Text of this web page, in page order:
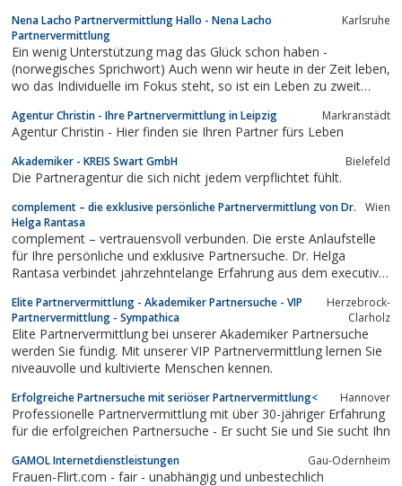
Nena Lacho Partnervermittlung Hallo - Nena Lacho
Partnervermittlung
Karlsruhe
Ein wenig Unterstützung mag das Glück schon haben -
(norwegisches Sprichwort) Auch wenn wir heute in der Zeit leben,
wo das Individuelle im Fokus steht, so ist ein Leben zu zweit
Partner, der Ihren Humor teilt, mit Ihnen durch dünn und dick
geht, mit dem Sie sich...
Agentur Christin - Ihre Partnervermittlung in Leipzig Markranstädt
Agentur Christin - Hier finden sie Ihren Partner fürs Leben
Akademiker - KREIS Swart GmbH Bielefeld
Die Partneragentur die sich nicht jedem verpflichtet fühlt.
complement – die exklusive persönliche Partnervermittlung von Dr.
Helga Rantasa
Wien
complement – vertrauensvoll verbunden. Die erste Anlaufstelle
für Ihre persönliche und exklusive Partnersuche. Dr. Helga
Rantasa verbindet jahrzehntelange Erfahrung aus dem executive
Zusammenarbeit mit Menschen.
Elite Partnervermittlung - Akademiker Partnersuche - VIP
Partnervermittlung - Sympathica
Herzebrock-
Clarholz
Elite Partnervermittlung bei unserer Akademiker Partnersuche
werden Sie fündig. Mit unserer VIP Partnervermittlung lernen Sie
niveauvolle und kultivierte Menschen kennen.
Erfolgreiche Partnersuche mit seriöser Partnervermittlung< Hannover
Professionelle Partnervermittlung mit über 30-jähriger Erfahrung
für die erfolgreichen Partnersuche - Er sucht Sie und Sie sucht Ihn
GAMOL Internetdienstleistungen Gau-Odernheim
Frauen-Flirt.com - fair - unabhängig und unbestechlich